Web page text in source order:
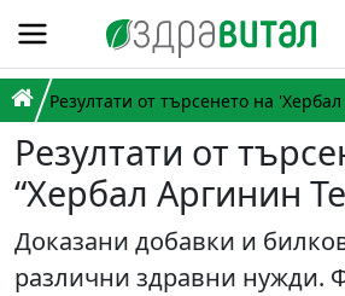
Премини към съдържанието
Горна навигация
Главна навигация
НАЧАЛО
Резултати от търсенето на
Резултати от
“Хербал Аргинин
Доказани добавки и
различни здравни нужди.